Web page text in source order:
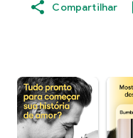
Compartilhar